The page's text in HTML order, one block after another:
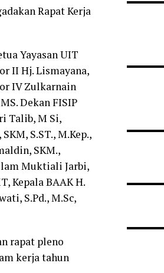
Rapat Kerja
Yayasan UIT
II Hj. Lismayana,
IV Zulkarnain
Dekan FISIP
Talib, M Si,
S.ST., M.Kep.,
SKM.,
Muktiali Jarbi,
Kepala BAAK H.
S.Pd., M.Sc,
rapat pleno
kerja tahun